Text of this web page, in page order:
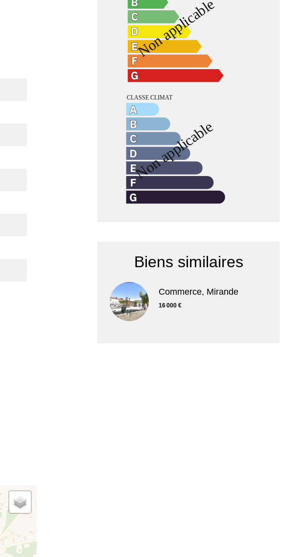
Biens similaires
Commerce, Mirande
16 000 €